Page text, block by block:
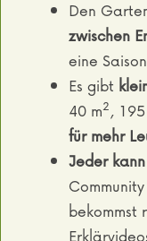
Den
zwischen
eine Saison
Es gibt
40 m2,
für mehr
Jeder
bekommst